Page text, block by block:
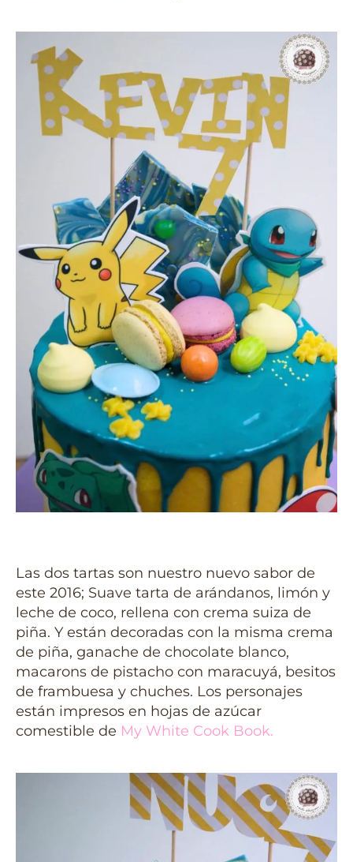
Las dos tartas son nuestro nuevo sabor de
este 2016; Suave tarta de arándanos, limón y
leche de coco, rellena con crema suiza de
piña. Y están decoradas con la misma crema
de piña, ganache de chocolate blanco,
macarons de pistacho con maracuyá, besitos
de frambuesa y chuches. Los personajes
están impresos en hojas de azúcar
comestible de My White Cook Book.